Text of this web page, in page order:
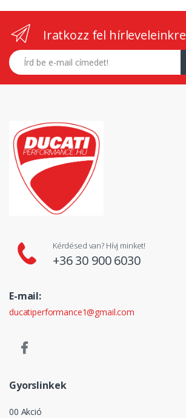
Iratkozz fel hírleveleinkre
E-mail címed
Kérdésed van? Hívj minket!
+36 30 900 6030
E-mail:
ducatiperformance1@gmail.com
Gyorslinkek
00 Akció